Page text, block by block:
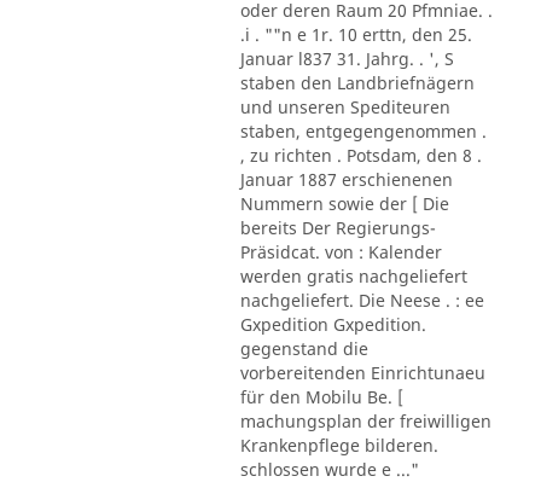
oder deren Raum 20 Pfmniae. .
.i . ""n e 1r. 10 erttn, den 25.
Januar l837 31. Jahrg. . ', S
staben den Landbriefnägern
und unseren Spediteuren
staben, entgegengenommen .
, zu richten . Potsdam, den 8 .
Januar 1887 erschienenen
Nummern sowie der [ Die
bereits Der Regierungs-
Präsidcat. von : Kalender
werden gratis nachgeliefert
nachgeliefert. Die Neese . : ee
Gxpedition Gxpedition.
gegenstand die
vorbereitenden Einrichtunaeu
für den Mobilu Be. [
machungsplan der freiwilligen
Krankenpflege bilderen.
schlossen wurde e ..."